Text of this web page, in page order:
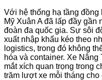
Với hệ thống hạ tầng đồng
Mỹ Xuân A đã lấp đầy
đoàn đa quốc gia. Sự sôi
xuất nhập khẩu kéo theo
logistics, trong đó không
hóa và container. Xe
mắt xích quan trọng trong
trăm lượt xe mỗi tháng cho